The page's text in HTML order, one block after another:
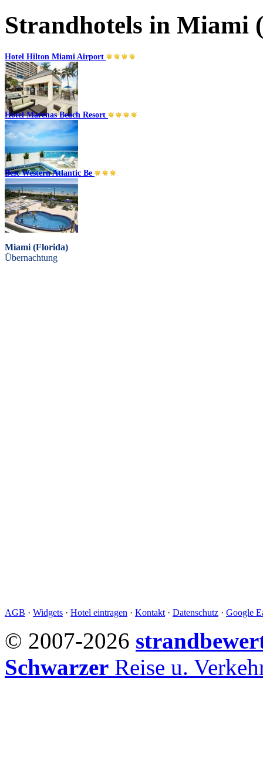
Strandhotels in Miami
Hotel Hilton Miami Airport
Miami (Florida)
Übernachtung
Hotel Marenas Beach Resort
Miami (Florida)
Übernachtung
Best Western Atlantic Be
Miami (Florida)
Übernachtung
AGB · Widgets · Hotel eintragen · Kontakt · Datenschutz · Google
© 2007-2026
Schwarzer Reise u.